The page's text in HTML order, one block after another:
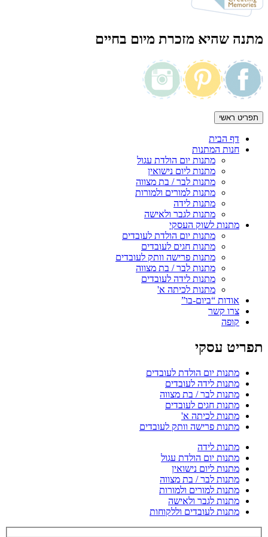
מתנה שהיא מזכרת מיום בחיים
תפריט ראשי
דף הבית
חנות המתנות
מתנות יום הולדת עגול
מתנות ליום נישואין
מתנות לבר / בת מצווה
מתנות למורים ולמורות
מתנות לידה
מתנות לגבר ולאישה
מתנות לשוק העסקי
מתנות יום הולדת לעובדים
מתנות חגים לעובדים
מתנות פרישה וותק לעובדים
מתנות לבר / בת מצווה
מתנות לידה לעובדים
מתנות לכיתה א'
אודות “ביום-בו”
צרו קשר
קופה
תפריט עסקי
מתנות יום הולדת לעובדים
מתנות לידה לעובדים
מתנות לבר / בת מצווה
מתנות חגים לעובדים
מתנות לכיתה א'
מתנות פרישה וותק לעובדים
מתנות לידה
מתנות יום הולדת עגול
מתנות ליום נישואין
מתנות לבר / בת מצווה
מתנות למורים ולמורות
מתנות לגבר ולאישה
מתנות לעובדים וללקוחות